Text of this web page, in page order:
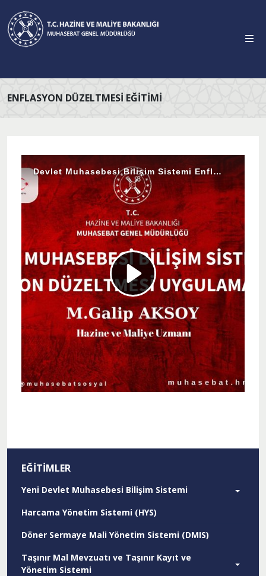
ENFLASYON DÜZELTMESI EĞITIMI
EĞITIMLER
Yeni Devlet Muhasebesi Bilişim Sistemi
Harcama Yönetim Sistemi (HYS)
Döner Sermaye Mali Yönetim Sistemi (DMIS)
Taşınır Mal Mevzuatı ve Taşınır Kayıt ve
Yönetim Sistemi